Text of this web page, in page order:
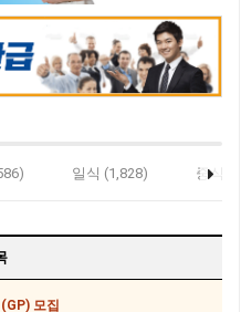
일식 (1,828) 중식
모집